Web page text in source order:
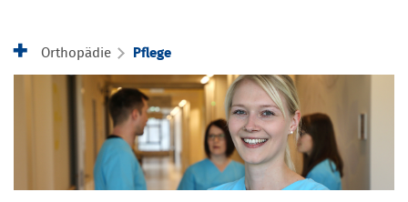
Ihr Aufenthalt
Karriere & Ausbildung
Über uns
Orthopädie Pflege